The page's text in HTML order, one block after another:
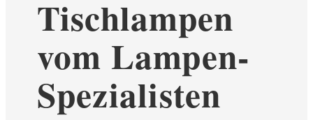
Tischlampen
vom Lampen-
Spezialisten